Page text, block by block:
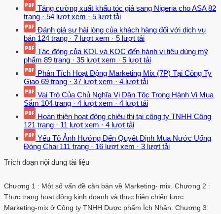
Tăng cường xuất khẩu tóc giả sang Nigeria cho ASA 82
trang · 54 lượt xem · 5 lượt tải
Đánh giá sự hài lòng của khách hàng đối với dịch vụ
bán 124 trang · 7 lượt xem · 5 lượt tải
Tác động của KOL và KOC đến hành vi tiêu dùng mỹ
phẩm 89 trang · 35 lượt xem · 5 lượt tải
Phân Tích Hoạt Động Marketing Mix (7P) Tại Công Ty
Giao 69 trang · 37 lượt xem · 4 lượt tải
Vai Trò Của Chủ Nghĩa Vị Dân Tộc Trong Hành Vi Mua
Sắm 104 trang · 4 lượt xem · 4 lượt tải
Hoàn thiện hoạt động chiêu thị tại công ty TNHH Công
121 trang · 11 lượt xem · 4 lượt tải
Yếu Tố Ảnh Hưởng Đến Quyết Định Mua Nước Uống
Đóng Chai 111 trang · 16 lượt xem · 3 lượt tải
Trích đoạn nội dung tài liệu
Chương 1 : Một số vấn đề căn bản về Marketing- mix. Chương 2 :
Thực trạng hoạt động kinh doanh và thực hiện chiến lược
Marketing-mix ở Công ty TNHH Dược phẩm Ích Nhân. Chương 3: